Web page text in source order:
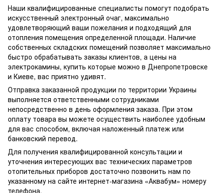
Наши квалифицированные специалисты помогут подобрать
искусственный электронный очаг, максимально
удовлетворяющий ваши пожелания и подходящий для
отопления помещения определенной площади. Наличие
собственных складских помещений позволяет максимально
быстро обрабатывать заказы клиентов, а цены на
электрокамины, купить которые можно в Днепропетровске
и Киеве, вас приятно удивят.
Отправка заказанной продукции по территории Украины
выполняется ответственными сотрудниками
непосредственно в день оформления заказа. При этом
оплату товара вы можете осуществить наиболее удобным
для вас способом, включая наложенный платеж или
банковский перевод.
Для получения квалифицированной консультации и
уточнения интересующих вас технических параметров
отопительных приборов достаточно позвонить нам по
указанному на сайте интернет-магазина «Аквабум» номеру
телефона.